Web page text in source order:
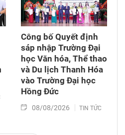
Công bố Quyết định
sáp nhập Trường Đại
học Văn hóa, Thể thao
và Du lịch Thanh Hóa
vào Trường Đại học
Hồng Đức
08/08/2026 TIN TỨC